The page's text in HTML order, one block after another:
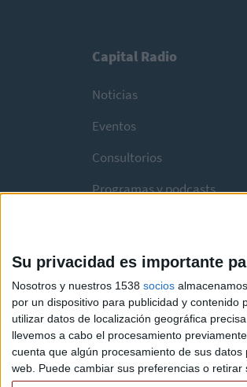
Su privacidad es importante
Nosotros y nuestros 1538 socios
por un dispositivo para publicidad y contenido
utilizar datos de localización geográfica
llevemos a cabo el procesamiento
cuenta que algún procesamiento de sus
web. Puede cambiar sus preferencias o
Capital Radio
Noticias
Eventos
Consultorios
Programas y podcasts